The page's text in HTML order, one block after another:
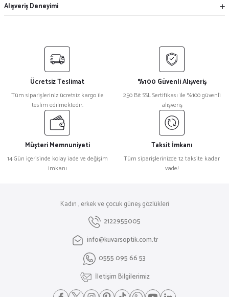
Alışveriş Deneyimi
Ücretsiz Teslimat
Tüm siparişleriniz ücretsiz kargo ile
teslim edilmektedir.
%100 Güvenli Alışveriş
250 Bit SSL Sertifikası ile %100 güvenli
alışveriş
Müşteri Memnuniyeti
14 Gün içerisinde kolay iade ve değişim
imkanı
Taksit İmkanı
Tüm siparişlerinizde 12 taksite kadar
vade!
Kadın , erkek ve çocuk güneş gözlükleri
2122955005
info@kuvarsoptik.com.tr
0555 095 66 53
İletişim Bilgilerimiz